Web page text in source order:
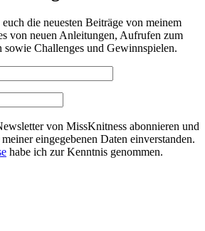
die neuesten Beiträge von meinem
von neuen Anleitungen, Aufrufen zum
sowie Challenges und Gewinnspielen.
von MissKnitness abonnieren und
eingegebenen Daten einverstanden.
habe ich zur Kenntnis genommen.